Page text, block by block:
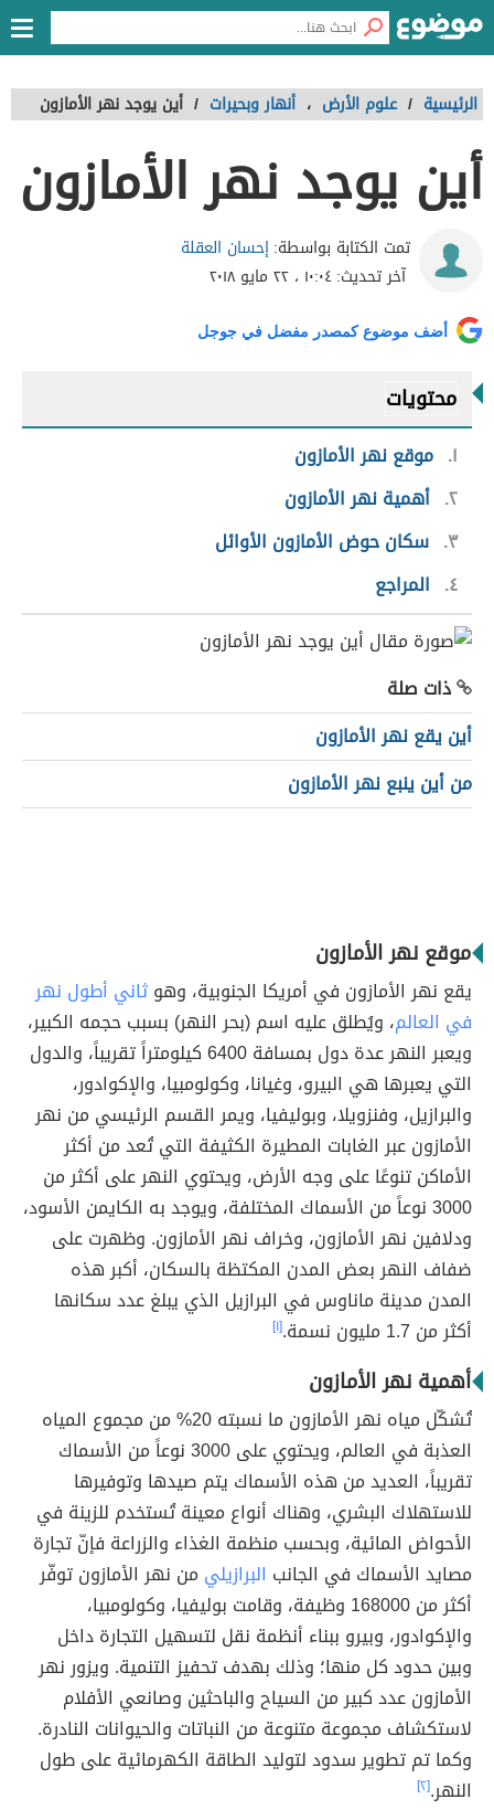
الرئيسية / علوم الأرض ، أنهار وبحيرات / أين يوجد نهر الأمازون
أين يوجد نهر الأمازون
تمت الكتابة بواسطة:إحسان العقلة
آخر تحديث:١٠:٠٤ ، ٢٢ مايو ٢٠١٨
أضف موضوع كمصدر مفضل في جوجل
محتويات
١ موقع نهر الأمازون
٢ أهمية نهر الأمازون
٣ سكان حوض الأمازون الأوائل
٤
المراجع
ذات صلة
أين يقع نهر الأمازون
من أين ينبع نهر الأمازون
موقع نهر الأمازون
يقع نهر الأمازون في أمريكا الجنوبية، وهوثاني أطول نهر
في العالم، ويُطلق عليه اسم (بحر النهر) بسبب حجمه الكبير،
ويعبر النهر عدة دول بمسافة 6400 كيلومتراً تقريباً، والدول
التي يعبرها هي البيرو، وغيانا، وكولومبيا، والإكوادور،
والبرازيل، وفنزويلا، وبوليفيا، ويمر القسم الرئيسي من نهر
الأمازون عبر الغابات المطيرة الكثيفة التي تُعد من أكثر
الأماكن تنوعًا على وجه الأرض، ويحتوي النهر على أكثر من
3000 نوعاً من الأسماك المختلفة، ويوجد به الكايمن الأسود،
ودلافين نهر الأمازون، وخراف نهر الأمازون. وظهرت على
ضفاف النهر بعض المدن المكتظة بالسكان، أكبر هذه
المدن مدينة ماناوس في البرازيل الذي يبلغ عدد سكانها
أكثر من 1.7 مليون نسمة.
[١]
أهمية نهر الأمازون
تُشكّل مياه نهر الأمازون ما نسبته 20% من مجموع المياه
العذبة في العالم، ويحتوي على 3000 نوعاً من الأسماك
تقريباً، العديد من هذه الأسماك يتم صيدها وتوفيرها
للاستهلاك البشري، وهناك أنواع معينة تُستخدم للزينة في
الأحواض المائية، وبحسب منظمة الغذاء والزراعة فإنّ تجارة
مصايد الأسماك في الجانب البرازيلي من نهر الأمازون توفّر
أكثر من 168000 وظيفة، وقامت بوليفيا، وكولومبيا،
والإكوادور، وبيرو ببناء أنظمة نقل لتسهيل التجارة داخل
وبين حدود كل منها؛ وذلك بهدف تحفيز التنمية. ويزور نهر
الأمازون عدد كبير من السياح والباحثين وصانعي الأفلام
لاستكشاف مجموعة متنوعة من النباتات والحيوانات النادرة.
وكما تم تطوير سدود لتوليد الطاقة الكهرمائية على طول
النهر.[٢]